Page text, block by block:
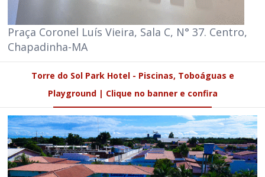
Praça Coronel Luís Vieira, Sala C, N° 37. Centro,
Chapadinha-MA
Torre do Sol Park Hotel - Piscinas, Toboáguas e
Playground | Clique no banner e confira